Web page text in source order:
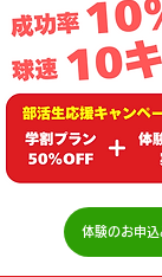
体験のお申